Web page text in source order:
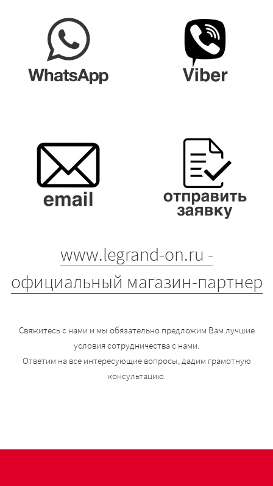
www.legrand-on.ru -
официальный магазин-партнер
Свяжитесь с нами и мы обязательно предложим Вам лучшие
условия сотрудничества с нами.
Ответим на все интересующие вопросы, дадим грамотную
консультацию.